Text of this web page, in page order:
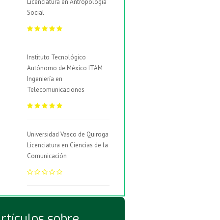
Licenciatura en Antropología
Social
Instituto Tecnológico
Autónomo de México ITAM
Ingeniería en
Telecomunicaciones
Universidad Vasco de Quiroga
Licenciatura en Ciencias de la
Comunicación